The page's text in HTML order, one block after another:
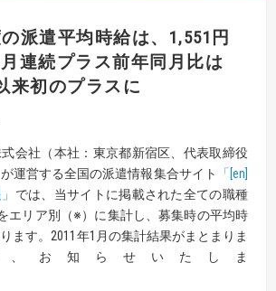
派遣平均時給は、1,551円
連続プラス前年同月比は
来初のプラスに
会社（本社：東京都新宿区、代表取締役
運営する全国の派遣情報集合サイト
「[en]
では、当サイトに掲載された全ての職種
エリア別（※）に集計し、募集時の平均時
ます。2011年1月の集計結果がまとまりま
、お知らせいたしま
。